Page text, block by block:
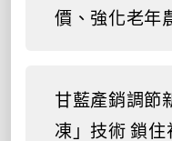
價、強化老年
甘藍產銷調節
凍」技術 鎖